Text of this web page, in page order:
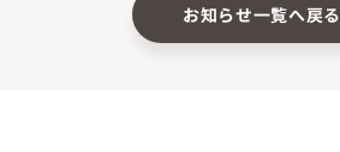
お知らせ一覧へ戻る